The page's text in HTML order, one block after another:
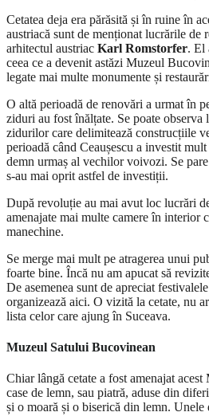
Cetatea deja era părăsită și în ruine în
austriacă sunt de menționat lucrările de
arhitectul austriac Karl Romstorfer. El
ceea ce a devenit astăzi Muzeul
legate mai multe monumente și
O altă perioadă de renovări a urmat în
ziduri au fost înălțate. Se poate observa
zidurilor care delimitează construcțiile
perioadă când Ceaușescu a investit
demn urmaș al vechilor voivozi. Se
s-au mai oprit astfel de investiții.
După revoluție au mai avut loc lucrări
amenajate mai multe camere în interior
manechine.
Se merge mai mult pe atragerea unui
foarte bine. Încă nu am apucat să
De asemenea sunt de apreciat
organizează aici. O vizită la cetate, nu
lista celor care ajung în Suceava.
Muzeul Satului Bucovinean
Chiar lângă cetate a fost amenajat
case de lemn, sau piatră, aduse din
și o moară și o biserică din lemn. Unele